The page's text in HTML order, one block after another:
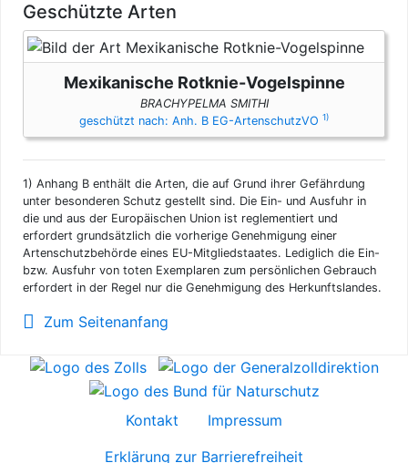
Geschützte Arten
Mexikanische Rotknie-Vogelspinne
BRACHYPELMA SMITHI
geschützt nach: Anh. B EG-ArtenschutzVO 1)
1) Anhang B enthält die Arten, die auf Grund ihrer Gefährdung
unter besonderen Schutz gestellt sind. Die Ein- und Ausfuhr in
die und aus der Europäischen Union ist reglementiert und
erfordert grundsätzlich die vorherige Genehmigung einer
Artenschutzbehörde eines EU-Mitgliedstaates. Lediglich die Ein-
bzw. Ausfuhr von toten Exemplaren zum persönlichen Gebrauch
erfordert in der Regel nur die Genehmigung des Herkunftslandes.
Zum Seitenanfang
Kontakt
Impressum
Erklärung zur Barrierefreiheit